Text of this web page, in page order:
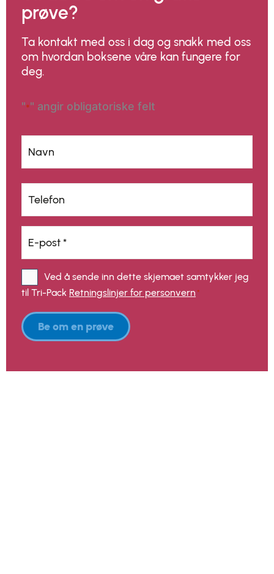
prøve?
Ta kontakt med oss i dag og snakk med oss
om hvordan boksene våre kan fungere for
deg.
"*" angir obligatoriske felt
Navn
post
**
Samtykke*
Ved å sende inn dette skjemaet samtykker jeg
til Tri-Pack Retningslinjer for personvern *
Be om en prøve